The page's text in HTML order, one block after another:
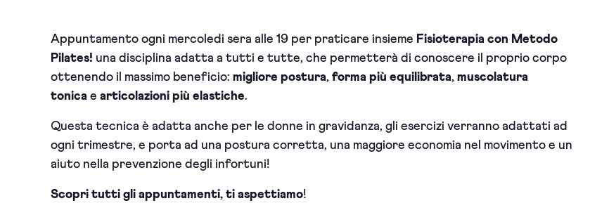
Appuntamento ogni mercoledi sera alle 19 per praticare insieme Fisioterapia con Metodo
Pilates! una disciplina adatta a tutti e tutte, che permetterà di conoscere il proprio corpo
ottenendo il massimo beneficio: migliore postura, forma più equilibrata, muscolatura
tonica e articolazioni più elastiche.
Questa tecnica è adatta anche per le donne in gravidanza, g li esercizi verranno adattati ad
ogni trimestre, e porta ad una postura corretta, una maggiore economia nel movimento e un
aiuto nella prevenzione degli infortuni!
Scopri tutti gli appuntamenti, ti aspettiamo!